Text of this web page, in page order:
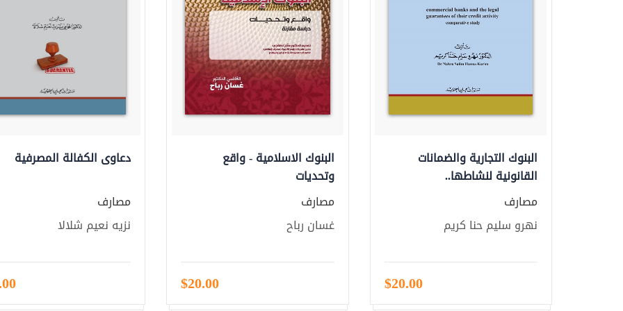
البنوك التجارية والضمانات
القانونية لنشاطها..
مصارف
نهرو سليم حنا كريم
$20.00
البنوك الاسلامية - واقع
وتحديات
مصارف
غسان رباح
$20.00
دعاوى الكفالة المصرفية
مصارف
نزيه نعيم شلالا